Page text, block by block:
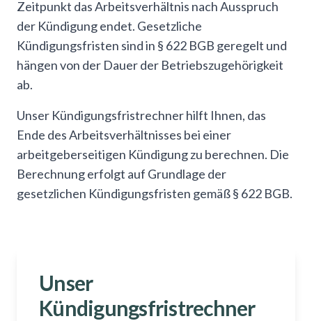
Zeitpunkt das Arbeitsverhältnis nach Ausspruch
der Kündigung endet. Gesetzliche
Kündigungsfristen sind in § 622 BGB geregelt und
hängen von der Dauer der Betriebszugehörigkeit
ab.
Unser Kündigungsfristrechner hilft Ihnen, das
Ende des Arbeitsverhältnisses bei einer
arbeitgeberseitigen Kündigung zu berechnen. Die
Berechnung erfolgt auf Grundlage der
gesetzlichen Kündigungsfristen gemäß § 622 BGB.
Unser
Kündigungsfristrechner